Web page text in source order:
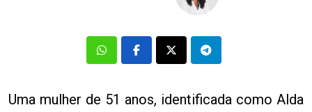
Uma mulher de 51 anos, identificada como Alda